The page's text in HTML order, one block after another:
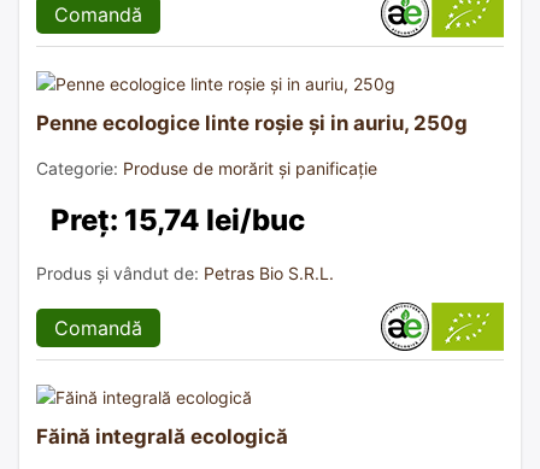
Comandă
Penne ecologice linte roșie și in auriu, 250g
Categorie: Produse de morărit și panificație
Preț: 15,74 lei/buc
Produs și vândut de: Petras Bio S.R.L.
Comandă
Făină integrală ecologică